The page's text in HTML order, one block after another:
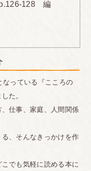
128 編
っている『こころの
た。
仕事、家庭、人間関係
、そんなきっかけを作
でも気軽に読める本に